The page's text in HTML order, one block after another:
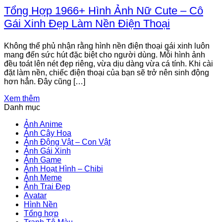
Tổng Hợp 1966+ Hình Ảnh Nữ Cute – Cô
Gái Xinh Đẹp Làm Nền Điện Thoại
Không thể phủ nhận rằng hình nền điện thoại gái xinh luôn
mang đến sức hút đặc biệt cho người dùng. Mỗi hình ảnh
đều toát lên nét đẹp riêng, vừa dịu dàng vừa cá tính. Khi cài
đặt làm nền, chiếc điện thoại của bạn sẽ trở nên sinh động
hơn hẳn. Đây cũng […]
Xem thêm
Danh mục
Ảnh Anime
Ảnh Cây Hoa
Ảnh Động Vật – Con Vật
Ảnh Gái Xinh
Ảnh Game
Ảnh Hoạt Hình – Chibi
Ảnh Meme
Ảnh Trai Đẹp
Avatar
Hình Nền
Tổng hợp